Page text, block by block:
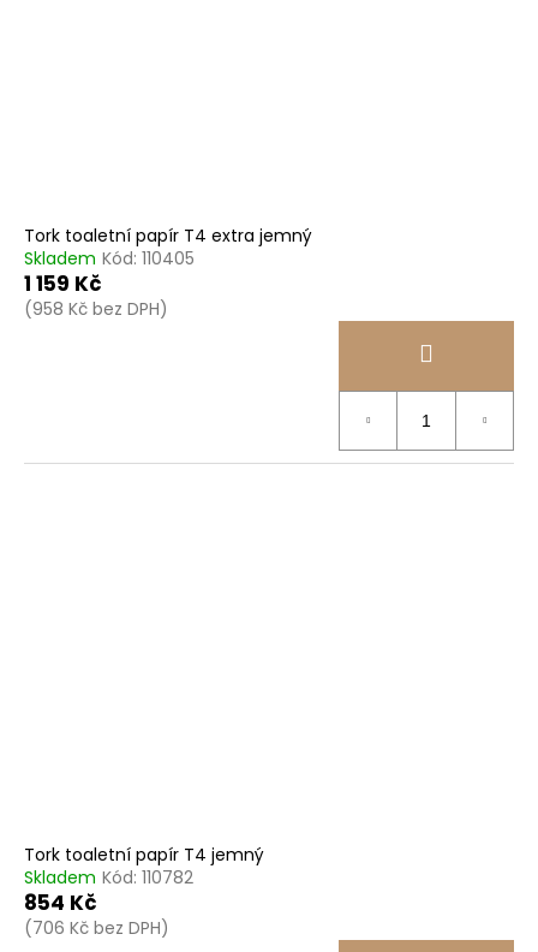
Tork toaletní papír T4 extra jemný
Skladem Kód: 110405
1 159 Kč
(958 Kč bez DPH)
Tork toaletní papír T4 jemný
Skladem Kód: 110782
854 Kč
(706 Kč bez DPH)